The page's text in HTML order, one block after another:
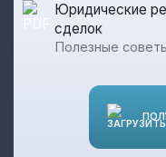
Юридические
сделок
Полезные